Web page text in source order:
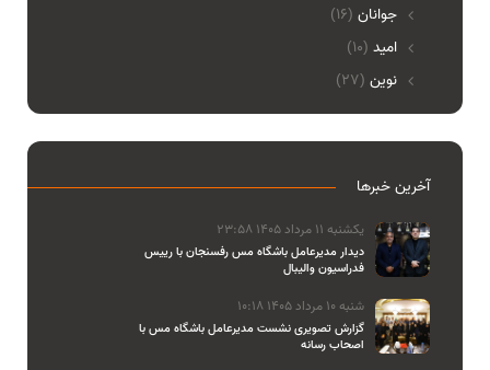
جوانان (16)
امید (10)
نوین (27)
آخرین خبرها
یکشنبه 11 مرداد 1405 23:58
دیدار مدیرعامل باشگاه مس رفسنجان با رییس
فدراسیون والیبال
شنبه 10 مرداد 1405 10:18
گزارش تصویری نشست مدیرعامل باشگاه مس با
اصحاب رسانه